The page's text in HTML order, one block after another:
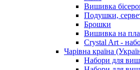
Вишивка
Подушки,
Брошки
Вишивка на
Crystal Art -
Чарівна країна
Набори для